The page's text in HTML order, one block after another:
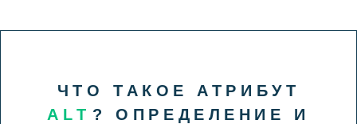
ЧТО ТАКОЕ АТРИБУТ
ALT ? ОПРЕДЕЛЕНИЕ И